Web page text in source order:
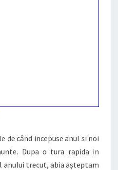
de când incepuse anul si noi
Dupa o tura rapida in
anului trecut, abia așteptam